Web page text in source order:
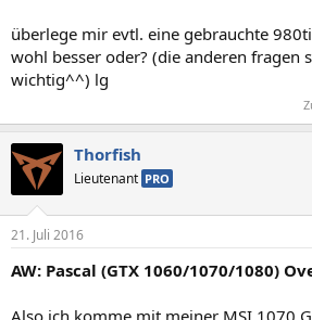
überlege mir evtl. eine gebrauchte
wohl besser oder? (die anderen fragen
wichtig^^) lg
Thorfish
Lieutenant PRO
21. Juli 2016
AW: Pascal (GTX 1060/1070/1080)
Also ich komme mit meiner MSI 1070